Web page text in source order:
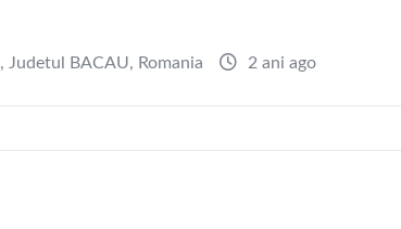
, Judetul BACAU, Romania 2 ani ago